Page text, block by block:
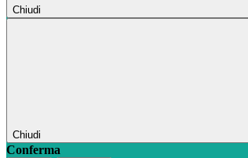
Chiudi
Chiudi
Conferma